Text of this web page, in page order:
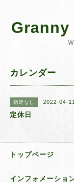
カレンダー
指定なし 2022-04-
定休日
トップページ
インフォメーショ